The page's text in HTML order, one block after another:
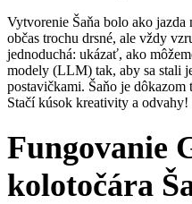
Vytvorenie Šaňa bolo ako
občas trochu drsné, ale vždy
jednoduchá: ukázať, ako
modely (LLM) tak, aby sa stali
postavičkami. Šaňo je
Stačí kúsok kreativity a odvahy!
Fungovanie
kolotočára